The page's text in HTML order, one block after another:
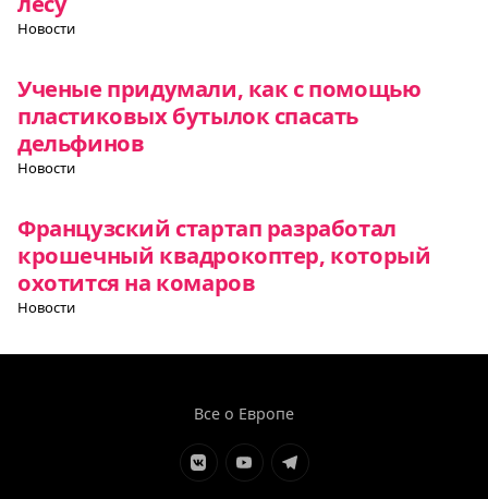
Новости
Ученые придумали, как с помощью
пластиковых бутылок спасать
дельфинов
Новости
Французский стартап разработал
крошечный квадрокоптер, который
охотится на комаров
Новости
Все о Европе
ЭлементЭлементЭлемент